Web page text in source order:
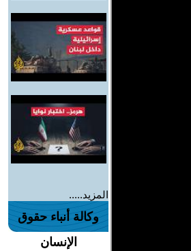
المزيد.....
وكالة أنباء حقوق
الإنسان